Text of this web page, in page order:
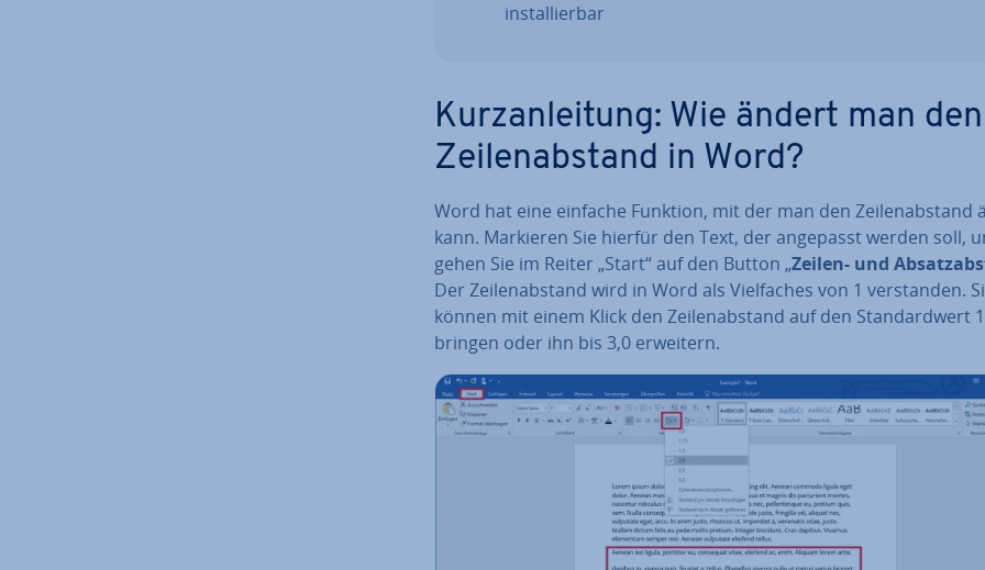
in­stal­lier­bar
Kurz­an­lei­tung: Wie ändert man den
Zei­len­ab­stand in Word?
Word hat eine einfache Funktion, mit der man den Zei­len­ab­stand
kann. Markieren Sie hierfür den Text, der angepasst werden soll,
gehen Sie im Reiter „Start“ auf den Button „Zeilen- und
Der Zei­len­ab­stand wird in Word als Viel­fa­ches von 1 ver­stan­den.
können mit einem Klick den Zei­len­ab­stand auf den Stan­dard­wert
bringen oder ihn bis 3,0 erweitern.